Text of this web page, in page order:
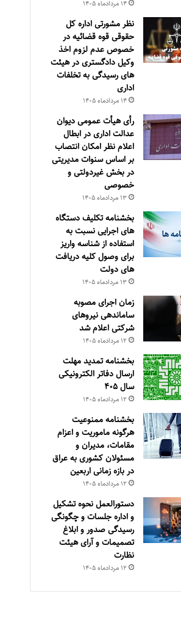
۱۴ مرداد‌ماه ۱۴۰۵
نظر مشورتی اداره کل
حقوقی قوه قضائیه در
خصوص عدم لزوم اخذ
وکیل دادگستری در هیئت
های رسیدگی به تخلفات
اداری
۱۴ مرداد‌ماه ۱۴۰۵
رأی هیأت عمومی دیوان
عدالت اداری در ابطال
اعلام نظر امکان انتصاب
بر اساس سنوات مدیریتی
در بخش غیردولتی و
خصوصی
۱۳ مرداد‌ماه ۱۴۰۵
بخشنامه تکلیف دستگاه
های اجرایی نسبت به
استفاده از شناسه واریز
برای وصول کلیه دریافت
های دولت
۱۳ مرداد‌ماه ۱۴۰۵
زمان اجرای مصوبه
ساماندهی نیروهای
شرکتی اعلام شد
۱۲ مرداد‌ماه ۱۴۰۵
بخشنامه تمدید مهلت
ارسال دفاتر الکترونیکی
سال ۴۰۵
۱۲ مرداد‌ماه ۱۴۰۵
بخشنامه ممنوعیت
هرگونه ماموریت و اعزام
مقامات، مدیران و
مسئولان کشوری به عراق
در بازه زمانی اربعین
۱۲ مرداد‌ماه ۱۴۰۵
دستورالعمل نحوه تشکیل
و اداره جلسات و چگونگی
رسیدگی صدور و ‏ابلاغ
تصمیمات و‎ ‎آرای هیئت
نظارت
۱۲ مرداد‌ماه ۱۴۰۵